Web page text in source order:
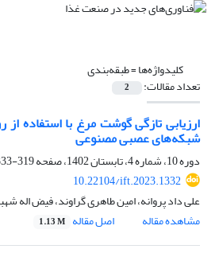
کلیدواژه‌ها =طبقه‌بندی
تعداد مقالات: 2
ارزیابی تازگی گوشت مرغ با استفاده
شبکه‌های عصبی مصنوعی
دوره 10، شماره 4، تابستان 1402، صفحه
319-333
10.22104/ift.2023.1332
علی داد پروانه، امین طاهری گراوند، فیض اله
مشاهده مقاله
اصل مقاله 1.13 M